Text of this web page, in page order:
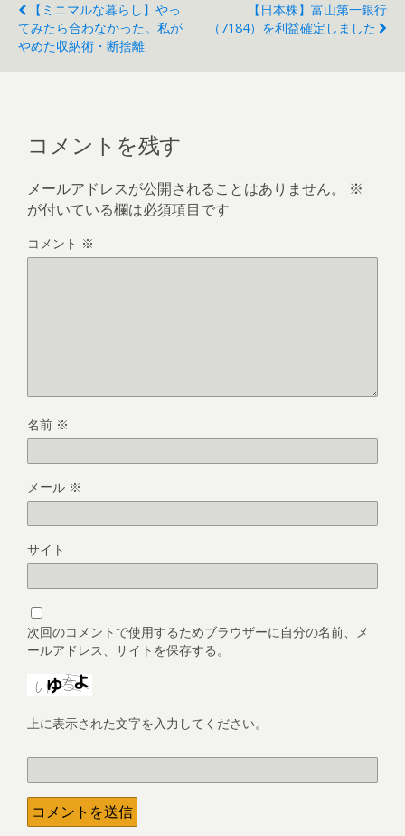
【ミニマルな暮らし】やっ
てみたら合わなかった。私が
やめた収納術・断捨離
【日本株】富山第一銀行
（7184）を利益確定しました
コメントを残す
メールアドレスが公開されることはありません。
※
が付いている欄は必須項目です
コメント ※
名前 ※
メール ※
サイト
次回のコメントで使用するためブラウザーに自分の名前、メ
ールアドレス、サイトを保存する。
上に表示された文字を入力してください。